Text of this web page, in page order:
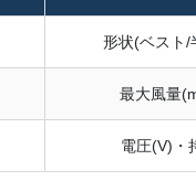
形状(ベスト/
最大風量
電圧(V)・